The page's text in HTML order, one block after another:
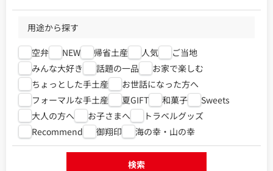
用途から探す
空弁 NEW 帰省土産 人気
ご当地
みんな大好き
話題の一品
お家で楽しむ
ちょっとした手土産
お世話になった方へ
フォーマルな手土産
夏GIFT 和菓子
Sweets
大人の方へ
お子さまへ
トラベルグッズ
Recommend
御翔印 海の幸・山の幸
検索